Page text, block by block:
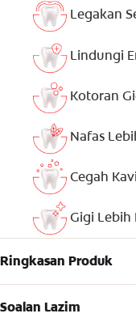
Legakan
Lindungi
Kotoran
Nafas
Cegah
Gigi Lebih
Ringkasan Produk
Soalan Lazim